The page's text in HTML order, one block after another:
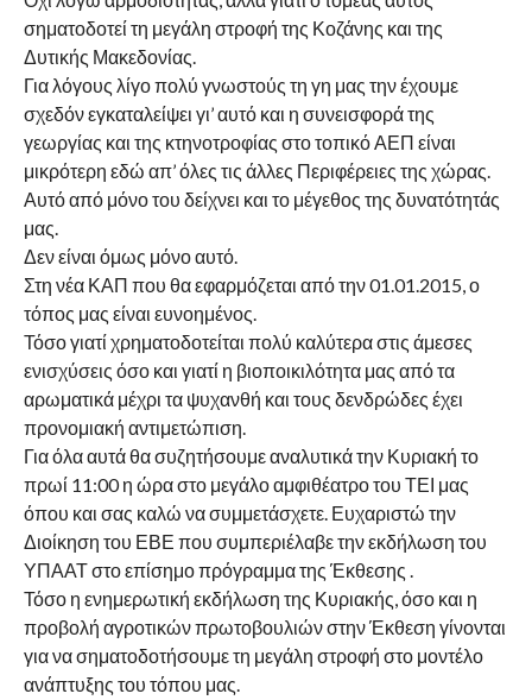
σηματοδοτεί τη μεγάλη στροφή της Κοζάνης και της
Δυτικής Μακεδονίας.
Για λόγους λίγο πολύ γνωστούς τη γη μας την έχουμε
σχεδόν εγκαταλείψει γι’ αυτό και η συνεισφορά της
γεωργίας και της κτηνοτροφίας στο τοπικό ΑΕΠ είναι
μικρότερη εδώ απ’ όλες τις άλλες Περιφέρειες της χώρας.
Αυτό από μόνο του δείχνει και το μέγεθος της δυνατότητάς
μας.
Δεν είναι όμως μόνο αυτό.
Στη νέα ΚΑΠ που θα εφαρμόζεται από την 01.01.2015, ο
τόπος μας είναι ευνοημένος.
Τόσο γιατί χρηματοδοτείται πολύ καλύτερα στις άμεσες
ενισχύσεις όσο και γιατί η βιοποικιλότητα μας από τα
αρωματικά μέχρι τα ψυχανθή και τους δενδρώδες έχει
προνομιακή αντιμετώπιση.
Για όλα αυτά θα συζητήσουμε αναλυτικά την Κυριακή το
πρωί 11:00 η ώρα στο μεγάλο αμφιθέατρο του ΤΕΙ μας
όπου και σας καλώ να συμμετάσχετε. Ευχαριστώ την
Διοίκηση του ΕΒΕ που συμπεριέλαβε την εκδήλωση του
ΥΠΑΑΤ στο επίσημο πρόγραμμα της Έκθεσης .
Τόσο η ενημερωτική εκδήλωση της Κυριακής, όσο και η
προβολή αγροτικών πρωτοβουλιών στην Έκθεση γίνονται
για να σηματοδοτήσουμε τη μεγάλη στροφή στο μοντέλο
ανάπτυξης του τόπου μας.